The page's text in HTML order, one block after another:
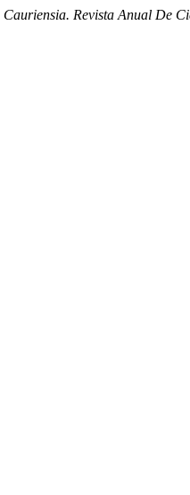
Cauriensia. Revista Anual De